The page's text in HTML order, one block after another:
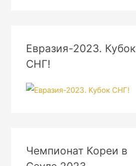
Евразия-2023. Кубок
СНГ!
Чемпионат Кореи в